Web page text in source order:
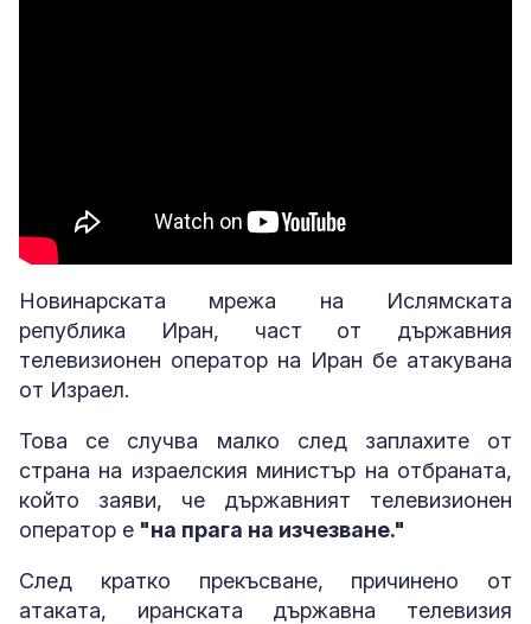
Новинарската мрежа на Ислямската
република Иран, част от държавния
телевизионен оператор на Иран бе атакувана
от Израел.
Това се случва малко след заплахите от
страна на израелския министър на отбраната,
който заяви, че държавният телевизионен
оператор е "на прага на изчезване."
След кратко прекъсване, причинено от
атаката, иранската държавна телевизия